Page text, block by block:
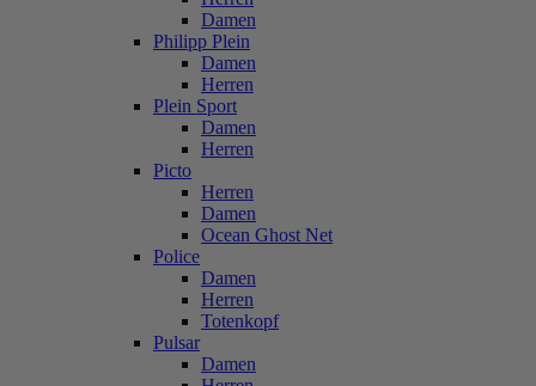
Damen
Philipp Plein
Damen
Herren
Plein Sport
Damen
Herren
Picto
Herren
Damen
Ocean Ghost Net
Police
Damen
Herren
Totenkopf
Pulsar
Damen